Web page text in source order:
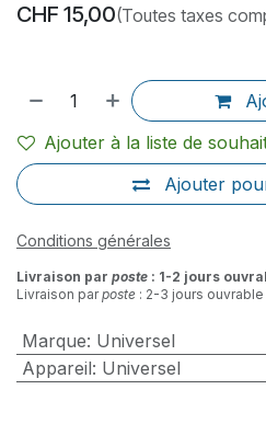
CHF 15,00(Toutes taxes
Ajouter
Ajouter à la liste de
Conditions générales
Livraison par poste : 1-2 jours
Livraison parposte : 2-3 jours
Marque: Universel
Appareil: Universel